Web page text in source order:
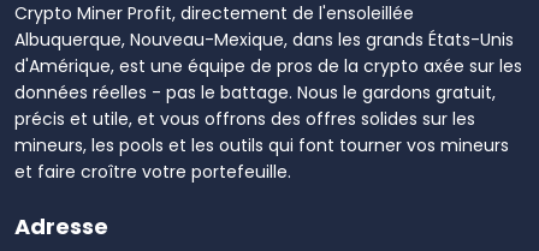
Crypto Miner Profit, directement de l'ensoleillée
Albuquerque, Nouveau-Mexique, dans les grands États-Unis
d'Amérique, est une équipe de pros de la crypto axée sur les
données réelles - pas le battage. Nous le gardons gratuit,
précis et utile, et vous offrons des offres solides sur les
mineurs, les pools et les outils qui font tourner vos mineurs
et faire croître votre portefeuille.
Adresse